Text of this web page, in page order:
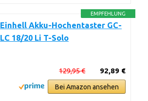
EMPFEHLUNG
Einhell Akku-Hochentaster GC-
LC 18/20 Li T-Solo
92,89 €
129,95 €
Bei Amazon ansehen